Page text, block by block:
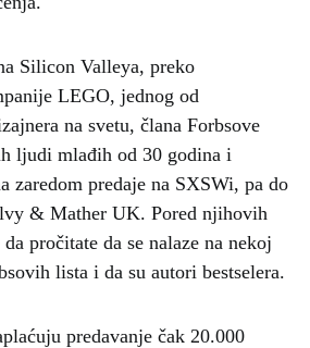
Silicon Valleya, preko
LEGO, jednog od
na svetu, člana Forbsove
ljudi mlađih od 30 godina i
zaredom predaje na SXSWi, pa do
& Mather UK. Pored njihovih
pročitate da se nalaze na nekoj
lista i da su autori bestselera.
predavanje čak 20.000